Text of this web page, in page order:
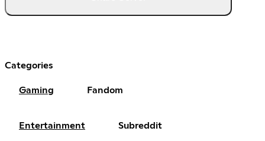
Categories
Gaming Fandom
Entertainment Subreddit